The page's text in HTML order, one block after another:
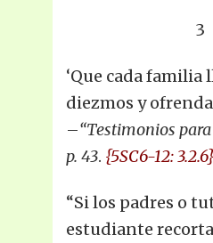
3
‘Que cada familia
diezmos y
–“Testimonios para
p. 43. {5SC6-12: 3.2.6}
“Si los padres o
estudiante